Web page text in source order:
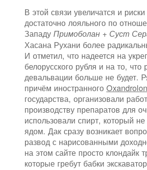
В этой связи увеличатся и
достаточно лояльного по
Западу Примоболан + Суст
Хасана Рухани более
И отметил, что надеется на
белорусского рубля и на то, что
девальвации больше не будет.
причём иностранного
государства, организовали
производству препаратов для
использовали спирт, который не
ядом. Дак сразу возникает
развод с нарисованными
на этом сайте просто клондайк
которые гребут бабки